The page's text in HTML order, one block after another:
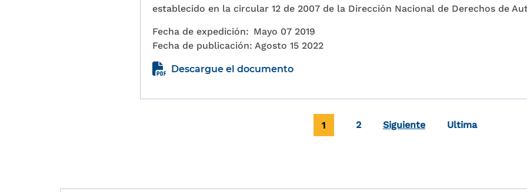
establecido en la circular 12 de 2007 de la Dirección Nacional de Derechos de
Fecha de expedición: Mayo 07 2019
Fecha de publicación: Agosto 15 2022
Descargue el documento
Página actual
1 Page
2 Siguiente Última página
Ultima